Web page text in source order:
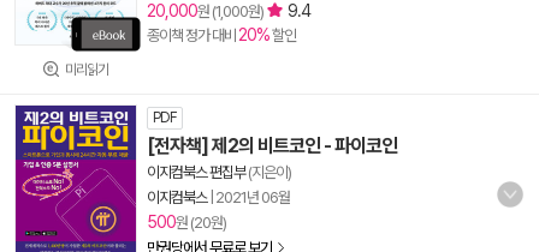
미리읽기
20,000원 (1,000원) 9.4
종이책 정가 대비 20%할인
PDF
[전자책] 제2의 비트코인 - 파이코인
이지컴북스 편집부(지은이)
이지컴북스| 2021년 06월
500원 (20원)
만권당에서 무료로 보기